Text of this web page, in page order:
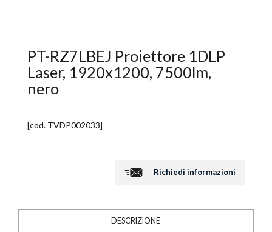
PT-RZ7LBEJ Proiettore 1DLP
Laser, 1920x1200, 7500lm,
nero
[cod. TVDP002033]
Richiedi informazioni
DESCRIZIONE